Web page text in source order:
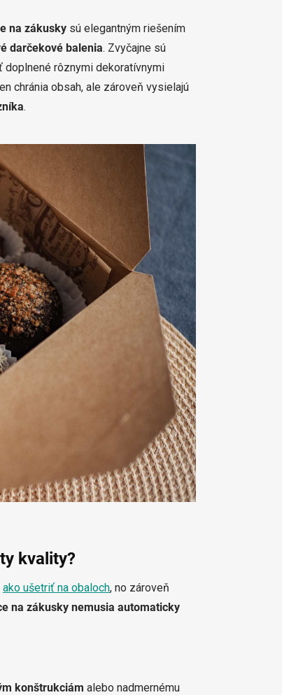
na zákusky sú elegantným riešením
darčekové balenia. Zvyčajne sú
doplnené rôznymi dekoratívnymi
chránia obsah, ale zároveň vysielajú
.
kvality?
ako ušetriť na obaloch, no zároveň
na zákusky nemusia automaticky
konštrukciám alebo nadmernému